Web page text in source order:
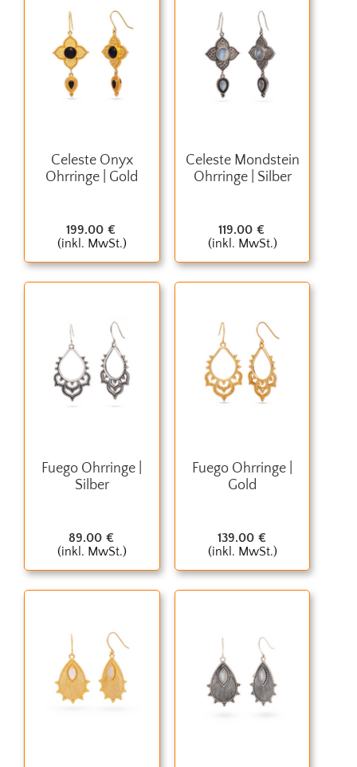
Celeste Onyx
Ohrringe | Gold
199.00 €
(inkl. MwSt.)
Celeste Mondstein
Ohrringe | Silber
119.00 €
(inkl. MwSt.)
Fuego Ohrringe |
Silber
89.00 €
(inkl. MwSt.)
Fuego Ohrringe |
Gold
139.00 €
(inkl. MwSt.)